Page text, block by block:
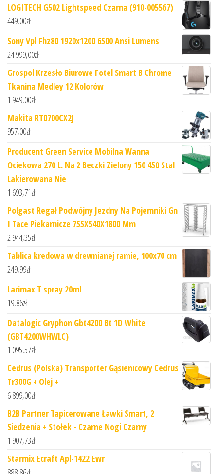
LOGITECH G502 Lightspeed Czarna (910-005567)
449,00zł
Sony Vpl Fhz80 1920x1200 6500 Ansi Lumens
24 999,00zł
Grospol Krzesło Biurowe Fotel Smart B Chrome
Tkanina Medley 12 Kolorów
1 949,00zł
Makita RT0700CX2J
957,00zł
Producent Green Service Mobilna Wanna
Ociekowa 270 L. Na 2 Beczki Zielony 150 450 Stal
Lakierowana Nie
1 693,71zł
Polgast Regał Podwójny Jezdny Na Pojemniki Gn
I Tace Piekarnicze 755X540X1800 Mm
2 944,35zł
Tablica kredowa w drewnianej ramie, 100x70 cm
249,99zł
Larimax T spray 20ml
19,86zł
Datalogic Gryphon Gbt4200 Bt 1D White
(GBT4200WHWLC)
1 095,57zł
Cedrus (Polska) Transporter Gąsienicowy Cedrus
Tr300G + Olej +
6 899,00zł
B2B Partner Tapicerowane Ławki Smart, 2
Siedzenia + Stołek - Czarne Nogi Czarny
1 907,73zł
Starmix Ecraft Apl-1422 Ewr